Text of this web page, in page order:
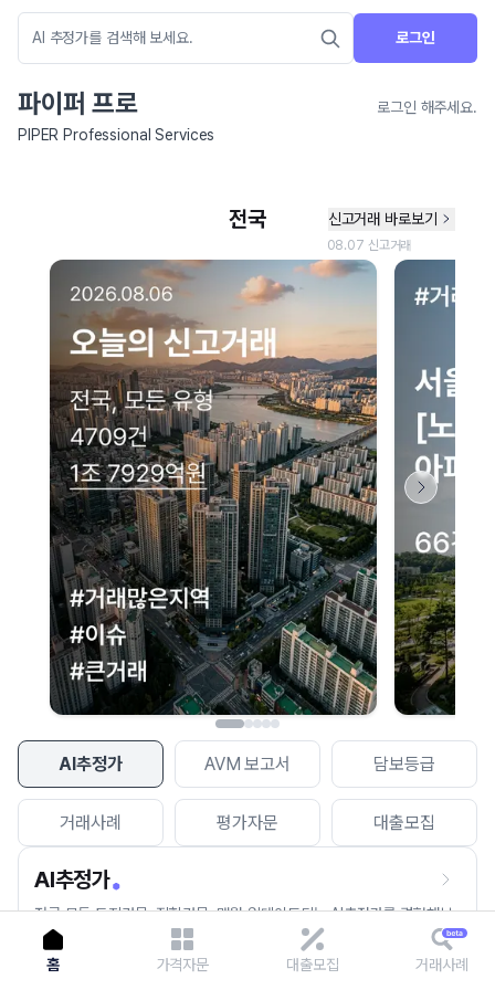
로그인
파이퍼 프로
로그인 해주세요.
PIPER Professional Services
AI추정가 AVM 보고서 담보등급
거래사례 평가자문 대출모집
AI추정가
전국 모든 토지건물, 집합건물, 매월 업데이트되는 AI추정가를 경험해보
세요.
네이버 지도 연결 안내
현재 네이버 지도 연결이 원활하지 않아 지도를 불러올 수 없습니다.
이용에 불편을 드려 죄송합니다.
다시 시도
홈 가격자문 대출모집 거래사례